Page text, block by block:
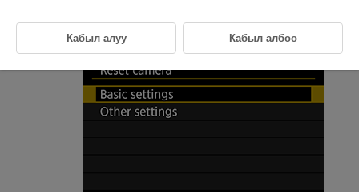
Select [ :Reset camera] (
).
Select an option.
Кабыл алуу Кабыл албоо